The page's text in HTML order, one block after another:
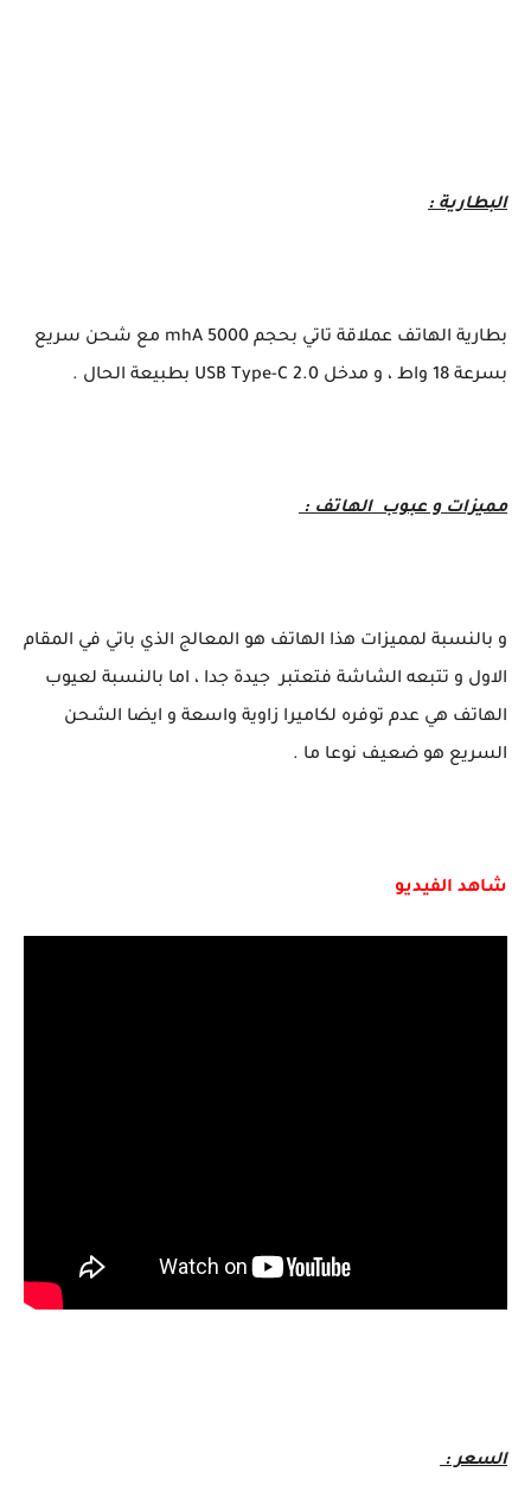
البطارية :
بطارية الهاتف عملاقة تاتي بحجم 5000 mhA مع شحن سريع
بسرعة 18 واط ، و مدخل USB Type-C 2.0 بطبيعة الحال .
مميزات و عبوب الهاتف :
و بالنسبة لمميزات هذا الهاتف هو المعالج الذي باتي في المقام
الاول و تتبعه الشاشة فتعتبر جيدة جدا ، اما بالنسبة لعيوب
الهاتف هي عدم توفره لكاميرا زاوية واسعة و ايضا الشحن
السريع هو ضعيف نوعا ما .
شاهد الفيديو
السعر :